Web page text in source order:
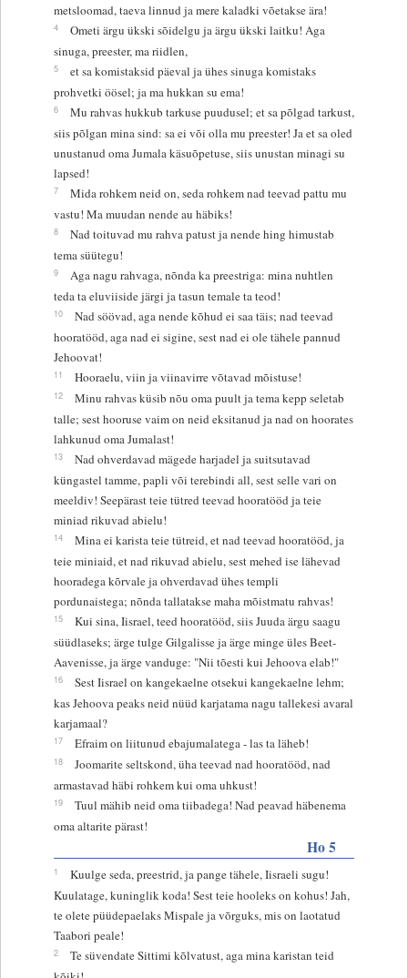
metsloomad, taeva linnud ja mere kaladki võetakse ära!
4
Ometi ärgu ükski sõidelgu ja ärgu ükski laitku! Aga
sinuga, preester, ma riidlen,
5
et sa komistaksid päeval ja ühes sinuga komistaks
prohvetki öösel; ja ma hukkan su ema!
6
Mu rahvas hukkub tarkuse puudusel; et sa põlgad tarkust,
siis põlgan mina sind: sa ei või olla mu preester! Ja et sa oled
unustanud oma Jumala käsuõpetuse, siis unustan minagi su
lapsed!
7
Mida rohkem neid on, seda rohkem nad teevad pattu mu
vastu! Ma muudan nende au häbiks!
8
Nad toituvad mu rahva patust ja nende hing himustab
tema süütegu!
9
Aga nagu rahvaga, nõnda ka preestriga: mina nuhtlen
teda ta eluviiside järgi ja tasun temale ta teod!
10
Nad söövad, aga nende kõhud ei saa täis; nad teevad
hooratööd, aga nad ei sigine, sest nad ei ole tähele pannud
Jehoovat!
11 Hooraelu, viin ja viinavirre võtavad mõistuse!
12
Minu rahvas küsib nõu oma puult ja tema kepp seletab
talle; sest hooruse vaim on neid eksitanud ja nad on hoorates
lahkunud oma Jumalast!
13
Nad ohverdavad mägede harjadel ja suitsutavad
küngastel tamme, papli või terebindi all, sest selle vari on
meeldiv! Seepärast teie tütred teevad hooratööd ja teie
miniad rikuvad abielu!
14
Mina ei karista teie tütreid, et nad teevad hooratööd, ja
teie miniaid, et nad rikuvad abielu, sest mehed ise lähevad
hooradega kõrvale ja ohverdavad ühes templi
pordunaistega; nõnda tallatakse maha mõistmatu rahvas!
15
Kui sina, Iisrael, teed hooratööd, siis Juuda ärgu saagu
süüdlaseks; ärge tulge Gilgalisse ja ärge minge üles Beet-
Aavenisse, ja ärge vanduge: "Nii tõesti kui Jehoova elab!"
16
Sest Iisrael on kangekaelne otsekui kangekaelne lehm;
kas Jehoova peaks neid nüüd karjatama nagu tallekesi avaral
karjamaal?
17 Efraim on liitunud ebajumalatega - las ta läheb!
18
Joomarite seltskond, üha teevad nad hooratööd, nad
armastavad häbi rohkem kui oma uhkust!
19
Tuul mähib neid oma tiibadega! Nad peavad häbenema
oma altarite pärast!
Ho 5
1
Kuulge seda, preestrid, ja pange tähele, Iisraeli sugu!
Kuulatage, kuninglik koda! Sest teie hooleks on kohus! Jah,
te olete püüdepaelaks Mispale ja võrguks, mis on laotatud
Taabori peale!
2
Te süvendate Sittimi kõlvatust, aga mina karistan teid